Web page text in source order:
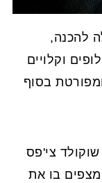
להכנה,
וקלויים
בסוף
צי'פס
בו את